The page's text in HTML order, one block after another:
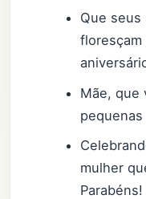
Que seus
floresçam
Mãe, que
mulher
Parabéns!